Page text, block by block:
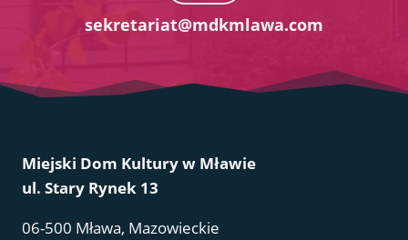
sekretariat@mdkmlawa.com
Miejski Dom Kultury w Mławie
ul. Stary Rynek 13
06-500 Mława, Mazowieckie